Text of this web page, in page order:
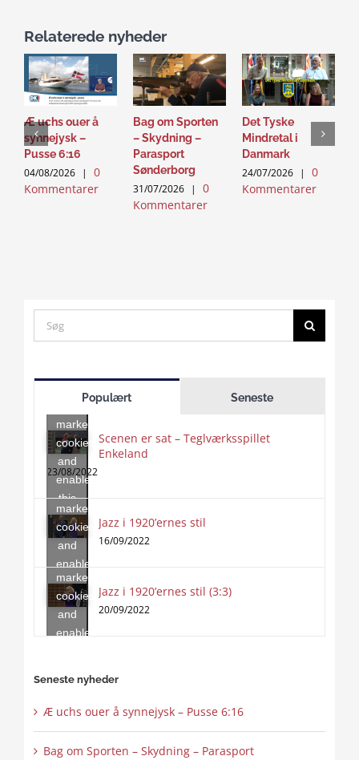
Relaterede nyheder
Æ uchs ouer å
synnejysk –
Pusse 6:16
04/08/2026 |
0
Kommentarer
Bag om Sporten
– Skydning –
Parasport
Sønderborg
31/07/2026 |
0
Kommentarer
Det Tyske
Mindretal i
Danmark
24/07/2026 |
0
Kommentarer
Search
for:
Populært Seneste
accept
marketing
cookies
and
enable
this
content
Scenen er sat – Teglværksspillet
Enkeland
23/08/2022
Click
to
marketing
cookies
and
enable
this
content
Jazz i 1920’ernes stil
16/09/2022
Click
to
accept
marketing
cookies
and
enable
Jazz i 1920’ernes stil (3:3)
20/09/2022
Seneste nyheder
Æ uchs ouer å synnejysk – Pusse 6:16
Bag om Sporten – Skydning – Parasport